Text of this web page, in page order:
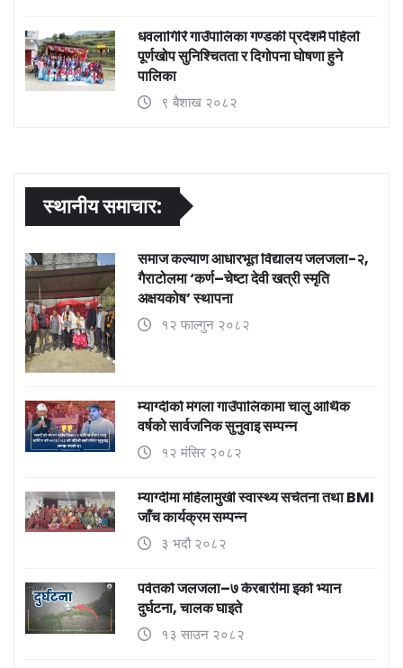
धवलागिरि गाउँपालिका गण्डकी प्रदेशमै पहिलो
पूर्णखोप सुनिश्चितता र दिगोपना घोषणा हुने
पालिका
९ बैशाख २०८२
स्थानीय समाचार:
समाज कल्याण आधारभूत विद्यालय जलजला-२,
गैराटोलमा ‘कर्ण–चेष्टा देवी खत्री स्मृति
अक्षयकोष’ स्थापना
१२ फाल्गुन २०८२
म्याग्दीको मंगला गाउँपालिकामा चालु आर्थिक
वर्षको सार्वजनिक सुनुवाइ सम्पन्न
१२ मंसिर २०८२
म्याग्दीमा महिलामुखी स्वास्थ्य सचेतना तथा BMI
जाँच कार्यक्रम सम्पन्न
३ भदौ २०८२
पर्वतको जलजला–७ केरबारीमा इको भ्यान
दुर्घटना, चालक घाइते
१३ साउन २०८२